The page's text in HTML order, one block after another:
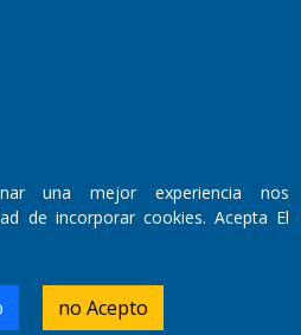
una mejor experiencia nos
de incorporar cookies. Acepta El
no Acepto